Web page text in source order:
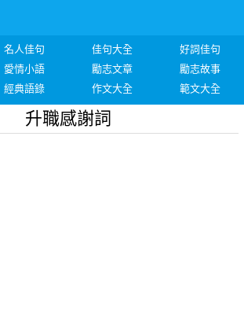
名人佳句 佳句大全
好詞佳句
愛情小語 勵志文章
勵志故事
經典語錄 作文大全 範文大全
升職感謝詞